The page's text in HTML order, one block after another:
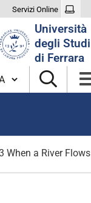
Servizi Online
Università
degli Studi
di Ferrara
lingua
When a River Flows